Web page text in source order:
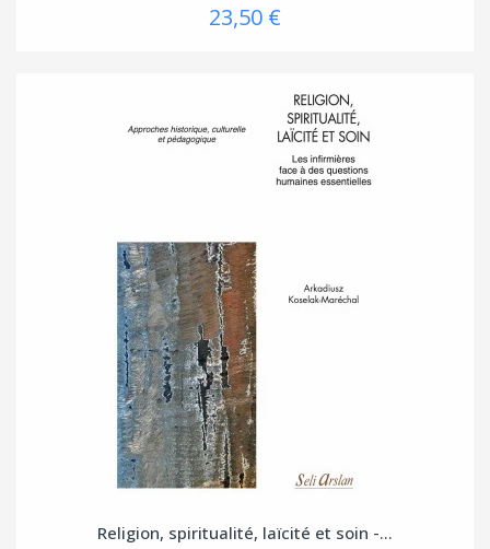
23,50 €
Religion, spiritualité, laïcité et soin -...